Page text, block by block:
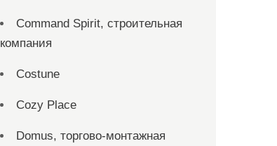
Command Spirit, строительная
компания
Costune
Cozy Place
Domus, торгово-монтажная